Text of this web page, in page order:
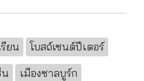
ยน
โบสถ์เซนต์ปีเตอร์
น
เมืองซาลบูร์ก